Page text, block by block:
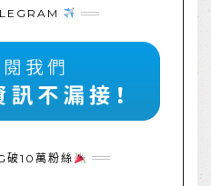
破10萬粉絲